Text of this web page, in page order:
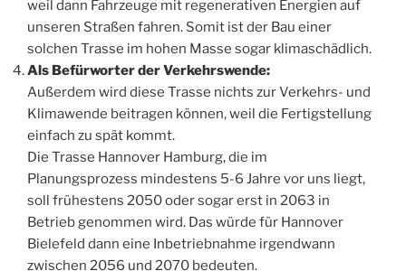
weil dann Fahrzeuge mit regenerativen Energien auf
unseren Straßen fahren. Somit ist der Bau einer
solchen Trasse im hohen Masse sogar klimaschädlich.
Als Befürworter der Verkehrswende:
Außerdem wird diese Trasse nichts zur Verkehrs- und
Klimawende beitragen können, weil die Fertigstellung
einfach zu spät kommt.
Die Trasse Hannover Hamburg, die im
Planungsprozess mindestens 5-6 Jahre vor uns liegt,
soll frühestens 2050 oder sogar erst in 2063 in
Betrieb genommen wird. Das würde für Hannover
Bielefeld dann eine Inbetriebnahme irgendwann
zwischen 2056 und 2070 bedeuten.